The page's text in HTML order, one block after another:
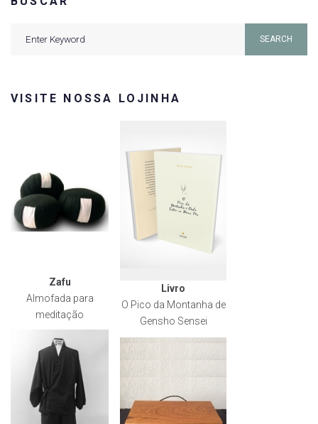
SEARCH
VISITE NOSSA LOJINHA
Zafu
Almofada para
meditação
Livro
O Pico da Montanha de
Gensho Sensei